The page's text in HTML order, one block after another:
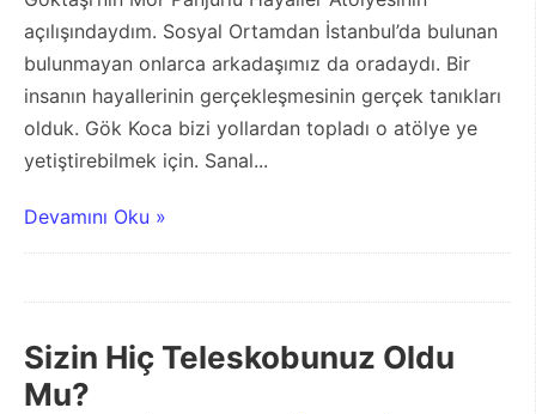
açılışındaydım. Sosyal Ortamdan İstanbul’da bulunan
bulunmayan onlarca arkadaşımız da oradaydı. Bir
insanın hayallerinin gerçekleşmesinin gerçek tanıkları
olduk. Gök Koca bizi yollardan topladı o atölye ye
yetiştirebilmek için. Sanal...
Devamını Oku »
Sizin Hiç Teleskobunuz Oldu
Mu?